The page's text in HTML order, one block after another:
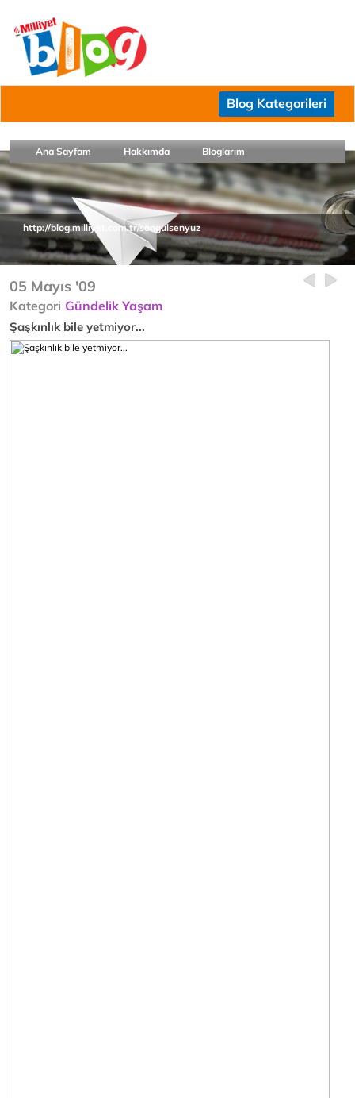
Blog Kategorileri
Ana Sayfam Hakkımda Bloglarım
http://blog.milliyet.com.tr/songulsenyuz
05 Mayıs '09
Kategori Gündelik Yaşam
Şaşkınlık bile yetmiyor...